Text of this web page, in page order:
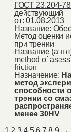
ГОСТ 23.204-
действующий
от: 01.08.2013
Название:
Метод оценки
при трении
Название
method of
friction
Назначение:
метод
способности
трении со
менее 30HV